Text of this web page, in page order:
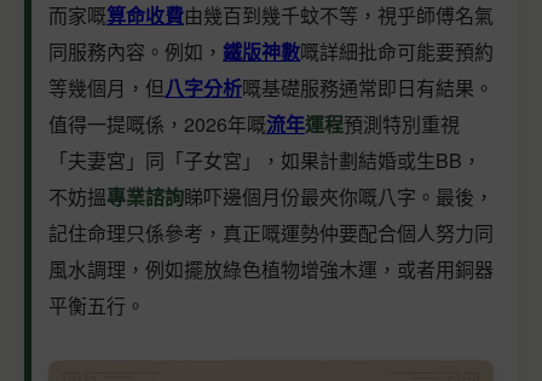
而家嘅算命收費由幾百到幾千蚊不等，視乎師傅名氣
同服務內容。例如， 鐵版神數嘅詳細批命可能要預約
等幾個月，但八字分析嘅基礎服務通常即日有結果。
值得一提嘅係，2026年嘅流年運程預測特別重視
「夫妻宮」同「子女宮」，如果計劃結婚或生BB，
不妨搵專業諮詢睇吓邊個月份最夾你嘅八字。最後，
記住命理只係參考，真正嘅運勢仲要配合個人努力同
風水調理，例如擺放綠色植物增強木運，或者用銅器
平衡五行。